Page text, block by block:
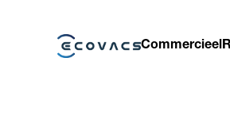
Commercieel